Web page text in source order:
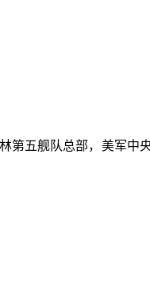
第五舰队总部，美军中